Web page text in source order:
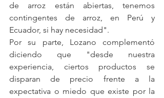
de arroz están abiertas, tenemos
contingentes de arroz, en Perú y
Ecuador, si hay necesidad".
Por su parte, Lozano complementó
diciendo que "desde nuestra
experiencia, ciertos productos se
disparan de precio frente a la
expectativa o miedo que existe por la